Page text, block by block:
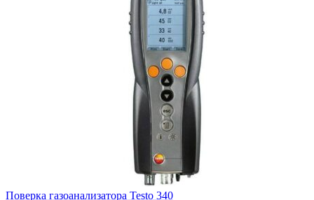
Поверка газоанализатора Testo 340